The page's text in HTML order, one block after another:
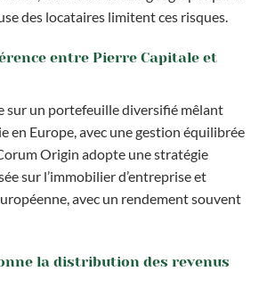
des locataires limitent ces risques.
entre Pierre Capitale et
sur un portefeuille diversifié mêlant
en Europe, avec une gestion équilibrée
Origin adopte une stratégie
sur l’immobilier d’entreprise et
avec un rendement souvent
la distribution des revenus